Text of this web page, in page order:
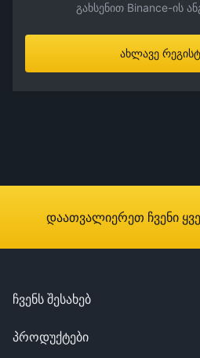
გახსენით Binance-ის
ახლავე
დაათვალიერეთ ჩვენი
ჩვენს შესახებ
პროდუქტები